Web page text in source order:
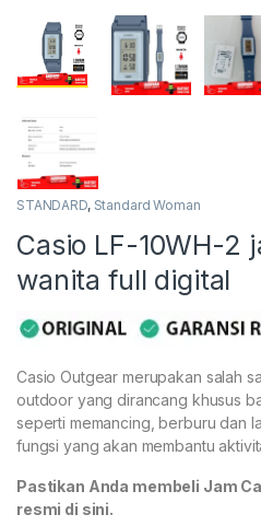
STANDARD, Standard Woman
Casio LF-10WH-2
wanita full digital
Casio Outgear merupakan salah
outdoor yang dirancang khusus
seperti memancing, berburu dan
fungsi yang akan membantu
Pastikan Anda membeli Jam
resmi di sini.